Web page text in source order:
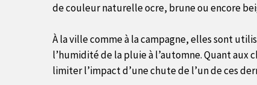
de couleur naturelle ocre, brune ou encore
À la ville comme à la campagne, elles sont
l’humidité de la pluie à l’automne. Quant aux
limiter l’impact d’une chute de l’un de ces